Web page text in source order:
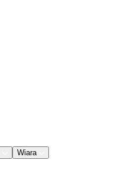
Wiara